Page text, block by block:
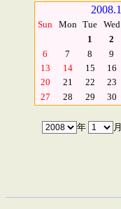
2008.1
Sun Mon Tue Wed
1
2
6
7 8 9
13
14 15 16
20
21 22 23
27
28 29 30
年 月